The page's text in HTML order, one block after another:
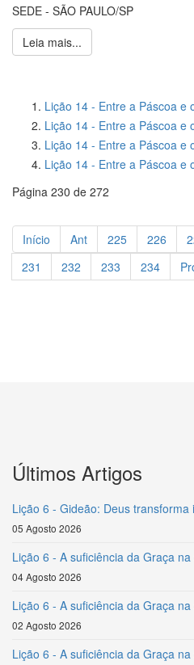
SEDE - SÃO PAULO/SP
Leia mais...
Lição 14 - Entre a Páscoa e
Lição 14 - Entre a Páscoa e
Lição 14 - Entre a Páscoa e
Lição 14 - Entre a Páscoa e
Página 230 de 272
Início Ant 225 226
231
232 233 234
Últimos Artigos
Lição 6 - Gideão: Deus
05 Agosto 2026
Lição 6 - A suficiência da Graça
04 Agosto 2026
Lição 6 - A suficiência da Graça
02 Agosto 2026
Lição 6 - A suficiência da Graça